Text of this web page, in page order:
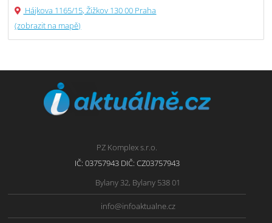
Hájkova 1165/15, Žižkov 130 00 Praha
(zobrazit na mapě)
PZ Komplex s.r.o.
IČ: 03757943 DIČ: CZ03757943
Bylany 32, Bylany 538 01
info@infoaktualne.cz